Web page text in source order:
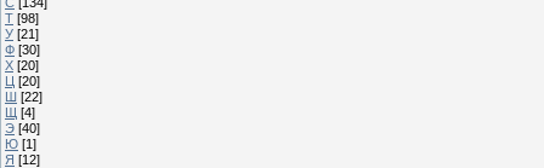
Т [98]
У [21]
Ф [30]
Х [20]
Ц [20]
Ш [22]
Щ [4]
Э [40]
Ю [1]
Я [12]